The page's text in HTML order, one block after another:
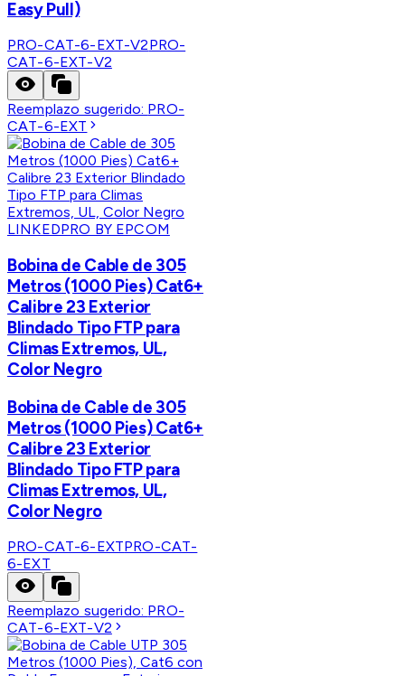
Easy Pull)
PRO-CAT-6-EXT-V2PRO-
CAT-6-EXT-V2
Reemplazo sugerido: PRO-
CAT-6-EXT
LINKEDPRO BY EPCOM
Bobina de Cable de 305
Metros (1000 Pies) Cat6+
Calibre 23 Exterior
Blindado Tipo FTP para
Climas Extremos, UL,
Color Negro
Bobina de Cable de 305
Metros (1000 Pies) Cat6+
Calibre 23 Exterior
Blindado Tipo FTP para
Climas Extremos, UL,
Color Negro
PRO-CAT-6-EXTPRO-CAT-
6-EXT
Reemplazo sugerido: PRO-
CAT-6-EXT-V2